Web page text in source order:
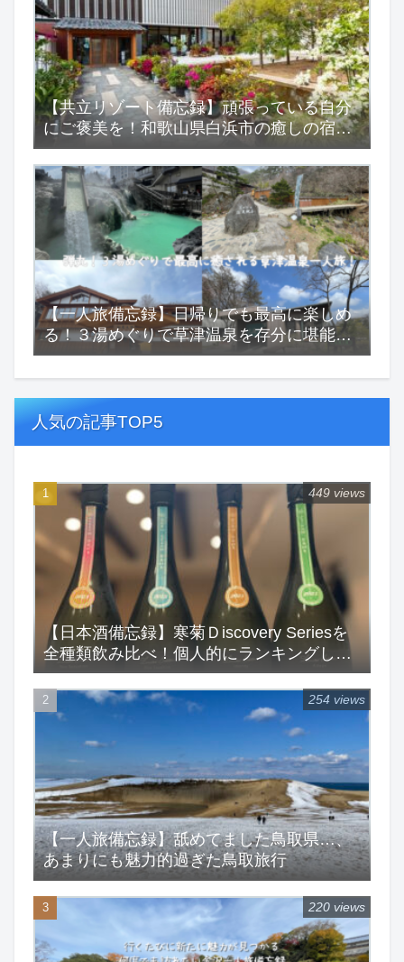
【共立リゾート備忘録】頑張っている自分
にご褒美を！和歌山県白浜市の癒しの宿
『浜千鳥の湯 海舟』
【一人旅備忘録】日帰りでも最高に楽しめ
る！３湯めぐりで草津温泉を存分に堪能す
る一人旅！
人気の記事TOP5
【日本酒備忘録】寒菊Ｄiscovery Seriesを
全種類飲み比べ！個人的にランキングして
みた！
449 views
【一人旅備忘録】舐めてました鳥取県…、
あまりにも魅力的過ぎた鳥取旅行
254 views
220 views